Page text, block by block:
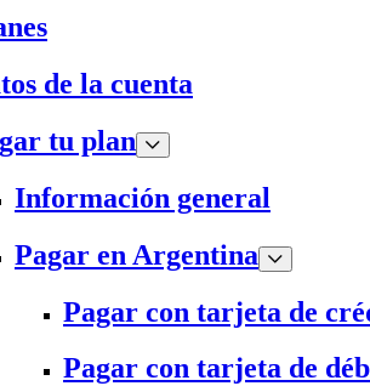
de la cuenta
tu plan
Información general
Pagar en Argentina
Pagar con tarjeta de
Pagar con tarjeta de